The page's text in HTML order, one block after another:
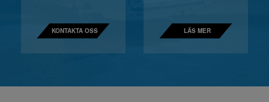
KONTAKTA OSS LÄS MER